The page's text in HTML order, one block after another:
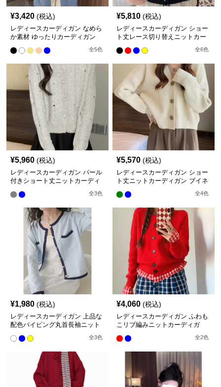
¥3,420 (税込)
レディースカーディガン なめら
か素材 ゆったりカーディガン
全5色
¥5,810 (税込)
レディースカーディガン ショー
ト丈レース切り替えニットカー
全6色
¥5,960 (税込)
レディースカーディガン パール
付きショート丈ニットカーディ
全3色
¥5,570 (税込)
レディースカーディガン ショー
ト丈ニットカーディガン ブイネ
全4色
¥1,980 (税込)
レディースカーディガン 上品な
配色パイピング丸首長袖ニット
全3色
¥4,060 (税込)
レディースカーディガン ふわも
こリブ編みニットカーディガ
全2色